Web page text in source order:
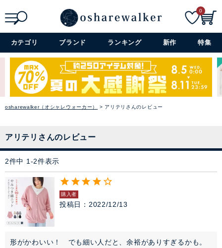
詳細検索+
0
カテゴリ ブランド ランキング 新作 特集
ワンピース
ぺチコート
アウター
コーデセット・セットアイテム
バッグ
アクセサリー
ファッション雑貨
セレモニー・オケージョン
osharewalker（オシャレウォーカー） アリテリさんのレビュー
アリテリさんのレビュー
2件中 1 -2件表示
購入者
投稿日 2022/12/13
形がかわいい！　でも細い人だと、余裕がありすぎるかも。